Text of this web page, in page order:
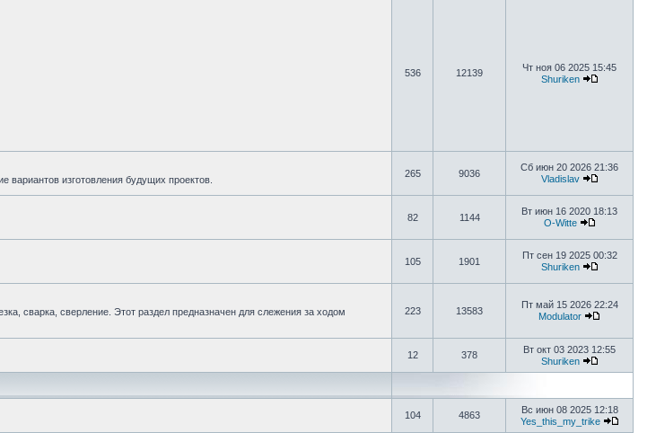
536 12139
Чт ноя 06 2025 15:45
Shuriken
вариантов изготовления будущих проектов.
265 9036
Сб июн 20 2026 21:36
Vladislav
82 1144
Вт июн 16 2020 18:13
O-Witte
105 1901
Пт сен 19 2025 00:32
Shuriken
сварка, сверление. Этот раздел предназначен для слежения за ходом
223 13583
Пт май 15 2026 22:24
Modulator
12 378
Вт окт 03 2023 12:55
Shuriken
104 4863
Вс июн 08 2025 12:18
Yes_this_my_trike